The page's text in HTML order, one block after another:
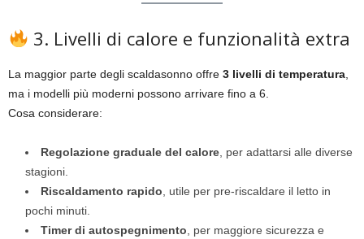
3. Livelli di calore e funzionalità extra
La maggior parte degli scaldasonno offre 3 livelli di temperatura
ma i modelli più moderni possono arrivare fino a 6.
Cosa considerare:
Regolazione graduale del calore , per adattarsi alle diverse
stagioni.
Riscaldamento rapido , utile per pre-riscaldare il letto in
pochi minuti.
Timer di autospegnimento , per maggiore sicurezza e